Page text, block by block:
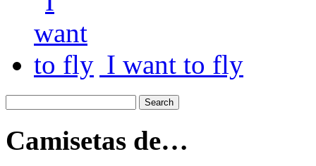
I want to fly
Camisetas de…